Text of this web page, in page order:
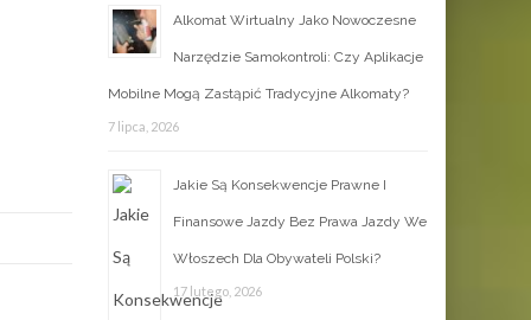
Alkomat Wirtualny Jako Nowoczesne
Narzędzie Samokontroli: Czy Aplikacje
Mobilne Mogą Zastąpić Tradycyjne Alkomaty?
7 lipca, 2026
Jakie Są Konsekwencje Prawne I
Finansowe Jazdy Bez Prawa Jazdy We
Włoszech Dla Obywateli Polski?
17 lutego, 2026